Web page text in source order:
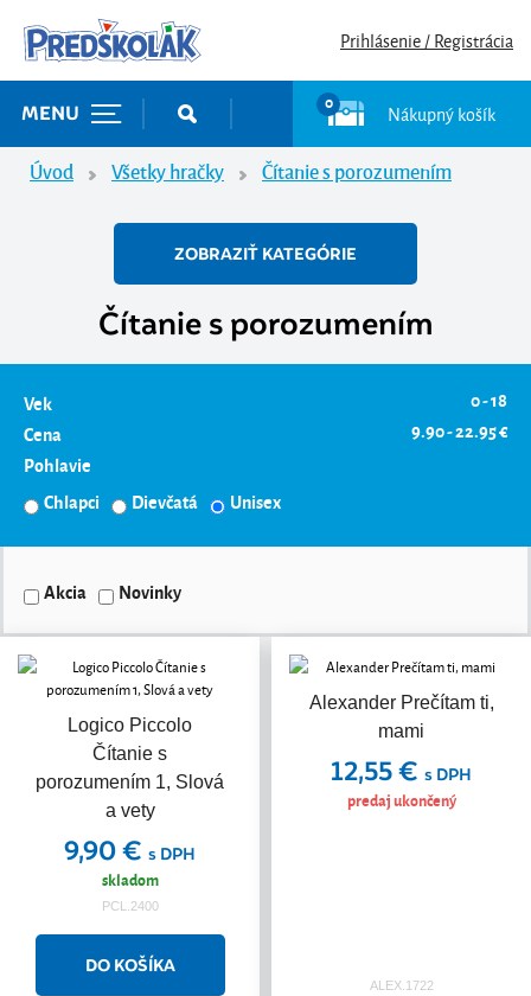
Prihlásenie / Registrácia
MENU 0 Nákupný košík
Úvod Všetky hračky Čítanie s porozumením
ZOBRAZIŤ KATEGÓRIE
Čítanie s porozumením
Vek
0 - 18
Cena
9.90 - 22.95 €
Pohlavie
Chlapci
Dievčatá Unisex
Akcia Novinky
Logico Piccolo
Čítanie s
porozumením 1, Slová
a vety
9,90 € s DPH
skladom
PCL.2400
Alexander Prečítam ti,
mami
12,55 € s DPH
predaj ukončený
ALEX.1722